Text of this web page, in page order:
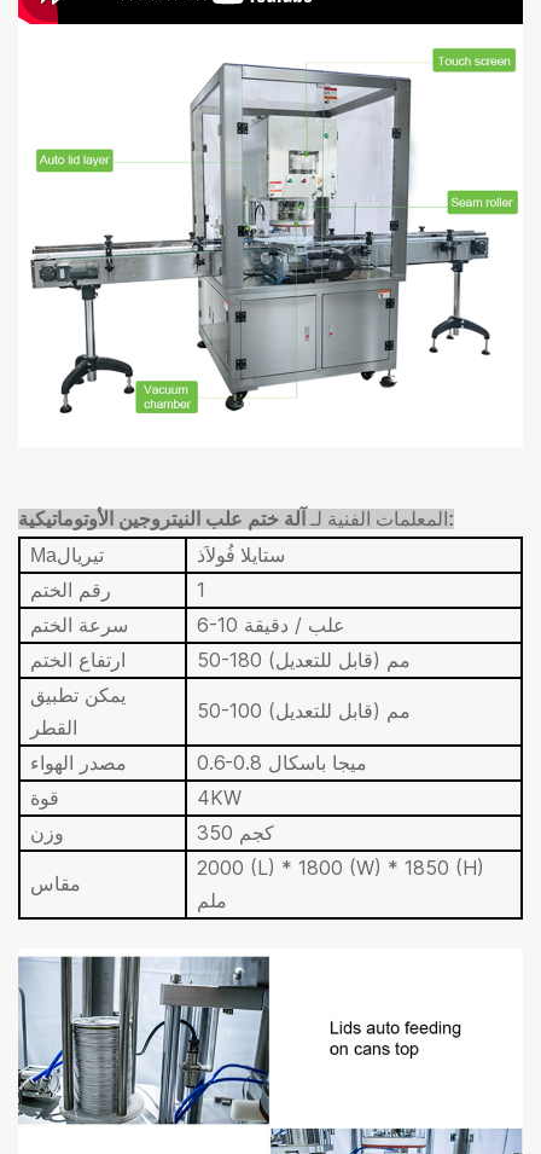
المعلمات الفنية لـ آلة ختم علب النيتروجين الأوتوماتيكية
:
Maتيريال ستايلا فُولاَذ
رقم الختم
1
سرعة الختم
6-10 علب / دقيقة
ارتفاع الختم
50-180 مم (قابل للتعديل)
يمكن تطبيق
القطر
50-100 مم (قابل للتعديل)
مصدر الهواء
0.6-0.8 ميجا باسكال
قوة
4KW
وزن
350 كجم
مقاس
2000 (L) * 1800 (W) * 1850 (H)
ملم